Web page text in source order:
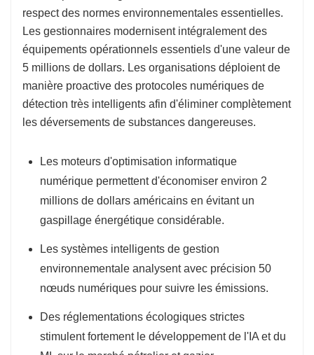
respect des normes environnementales essentielles.
Les gestionnaires modernisent intégralement des
équipements opérationnels essentiels d'une valeur de
5 millions de dollars. Les organisations déploient de
manière proactive des protocoles numériques de
détection très intelligents afin d'éliminer complètement
les déversements de substances dangereuses.
Les moteurs d'optimisation informatique
numérique permettent d'économiser environ 2
millions de dollars américains en évitant un
gaspillage énergétique considérable.
Les systèmes intelligents de gestion
environnementale analysent avec précision 50
nœuds numériques pour suivre les émissions.
Des réglementations écologiques strictes
stimulent fortement le développement de l'IA et du